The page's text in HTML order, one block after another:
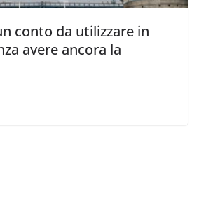
conto da utilizzare in
avere ancora la